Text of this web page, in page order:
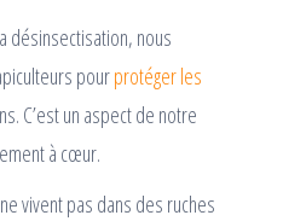
désinsectisation, nous
pourprotéger les
C’est un aspect de notre
à cœur.
vivent pas dans des ruches